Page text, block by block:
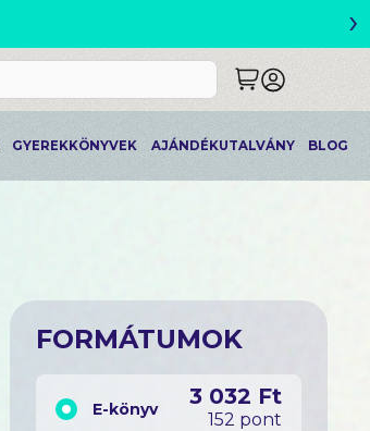
›
GYEREKKÖNYVEK AJÁNDÉKUTALVÁNY BLOG
FORMÁTUMOK
E-könyv 3 032 Ft
152 pont